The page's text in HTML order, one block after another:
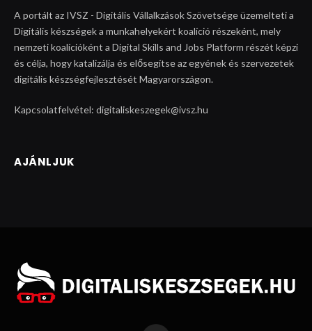
A portált az IVSZ - Digitális Vállalkzások Szövetsége üzemelteti a
Digitális készségek a munkahelyekért koalíció részeként, mely
nemzeti koalícióként a Digital Skills and Jobs Platform részét képzi
és célja, hogy katalizálja és elősegítse az egyének és szervezetek
digitális készségfejlesztését Magyarországon.
Kapcsolatfelvétel: digitaliskeszegek@ivsz.hu
AJÁNLJUK